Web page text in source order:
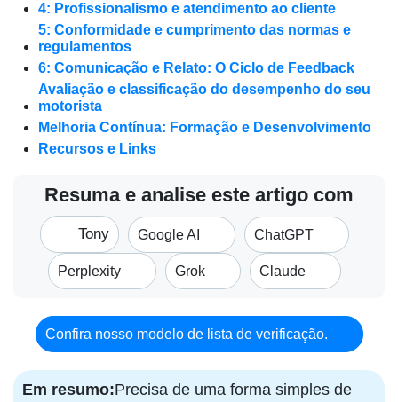
4: Profissionalismo e atendimento ao cliente
5: Conformidade e cumprimento das normas e
regulamentos
6: Comunicação e Relato: O Ciclo de Feedback
Avaliação e classificação do desempenho do seu
motorista
Melhoria Contínua: Formação e Desenvolvimento
Recursos e Links
Resuma e analise este artigo com
Tony Google AI ChatGPT
Perplexity Grok Claude
Confira nosso modelo de lista de verificação.
Em resumo:Precisa de uma forma simples de